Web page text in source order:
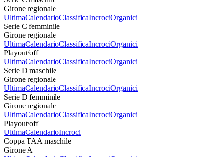
Girone regionale
UltimaCalendarioClassificaIncrociOrganici
Serie C femminile
Girone regionale
UltimaCalendarioClassificaIncrociOrganici
Playout/off
UltimaCalendarioClassificaIncrociOrganici
Serie D maschile
Girone regionale
UltimaCalendarioClassificaIncrociOrganici
Serie D femminile
Girone regionale
UltimaCalendarioClassificaIncrociOrganici
Playout/off
UltimaCalendarioIncroci
Coppa TAA maschile
Girone A